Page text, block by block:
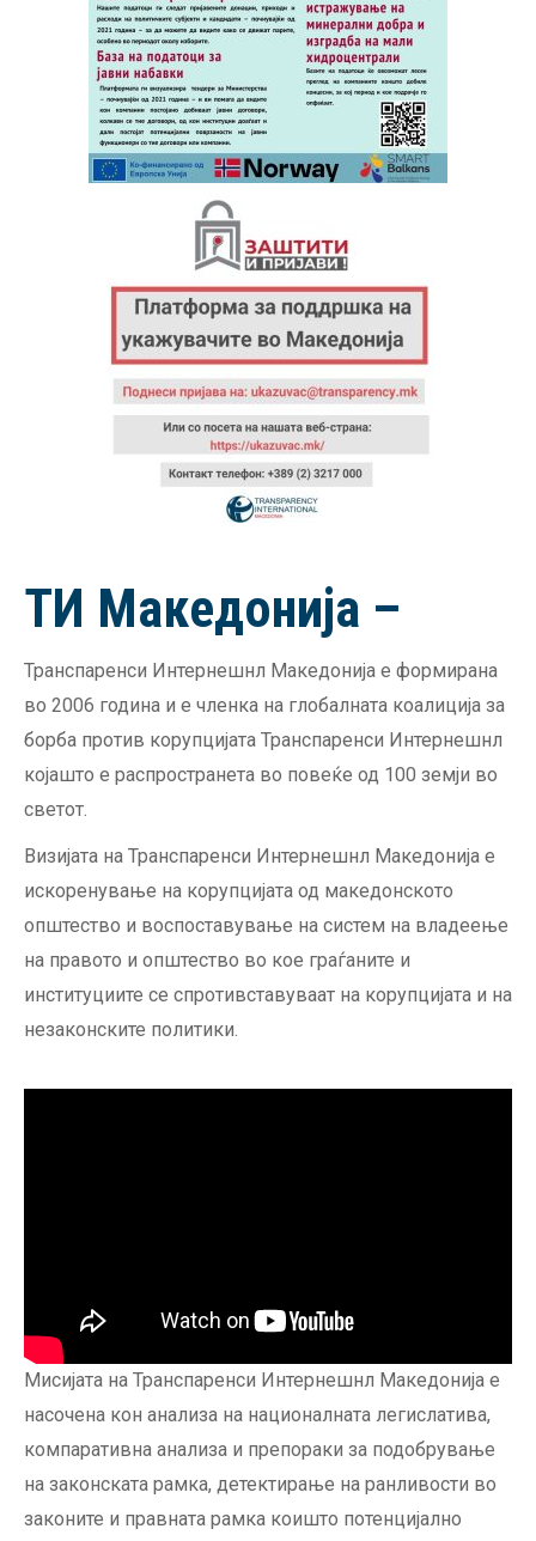
ТИ Македонија –
Транспаренси Интернешнл Македонија е формирана
во 2006 година и е членка на глобалната коалиција за
борба против корупцијата Транспаренси Интернешнл
којашто е распространета во повеќе од 100 земји во
светот.
Визијата на Транспаренси Интернешнл Македонија e
искоренување на корупцијата од македонското
општество и воспоставување на систем на владеење
на правото и општество во кое граѓаните и
институциите се спротивставуваат на корупцијата и на
незаконските политики.
Мисијата на Транспаренси Интернешнл Македонија е
насочена кон aнализа на националната легислатива,
компаративна анализа и препораки за подобрување
на законската рамка, детектирање на ранливости во
законите и правната рамка коишто потенцијално